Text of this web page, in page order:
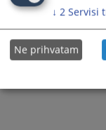
↓ 2 Servisi
Ne prihvatam